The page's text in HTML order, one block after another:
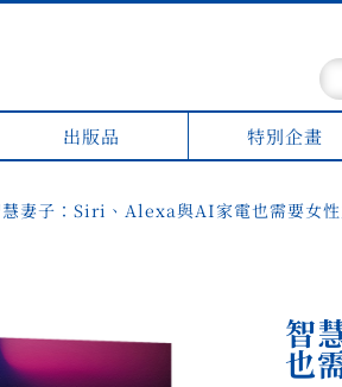
出版品 特別企畫
慧妻子：Siri、Alexa與AI家電也需要女性
智
也